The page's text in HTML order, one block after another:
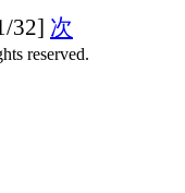
32] 次
reserved.